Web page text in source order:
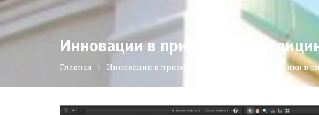
Инновации в применении
Главная Инновации в применении медицинской физики в